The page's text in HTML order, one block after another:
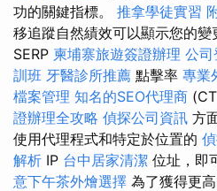
功的關鍵指標。 推拿學徒實習
移追蹤自然績效可以顯示您的變
SERP 柬埔寨旅遊簽證辦理 公司
訓班 牙醫診所推薦 點擊率 專業
檔案管理 知名的SEO代理商
證辦理全攻略 偵探公司資訊 方
使用代理程式和特定於位置的
解析 IP 台中居家清潔 位址，即
意下午茶外燴選擇 為了獲得更